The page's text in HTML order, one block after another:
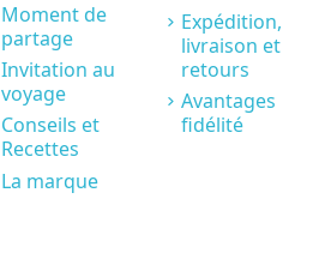
Moment de
partage
Invitation au
voyage
Conseils et
Recettes
La marque
Expédition,
livraison et
retours
Avantages
fidélité